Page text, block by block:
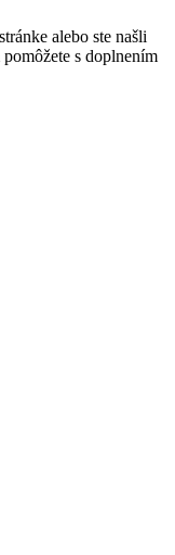
alebo ste našli
s doplnením